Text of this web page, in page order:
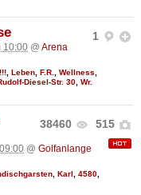
1
10:00 @ Arena
Leben F.R. Wellness
Diesel-Str. 30 Wr.
38460 515
@ Golfanlange
Karl 4580